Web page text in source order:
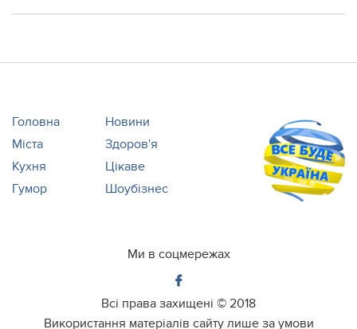
Головна
Новини
Міста
Здоров'я
Кухня
Цікаве
Гумор
Шоубізнес
Ми в соцмережах
Всі права захищені © 2018
Використання матеріалів сайту лише за умови